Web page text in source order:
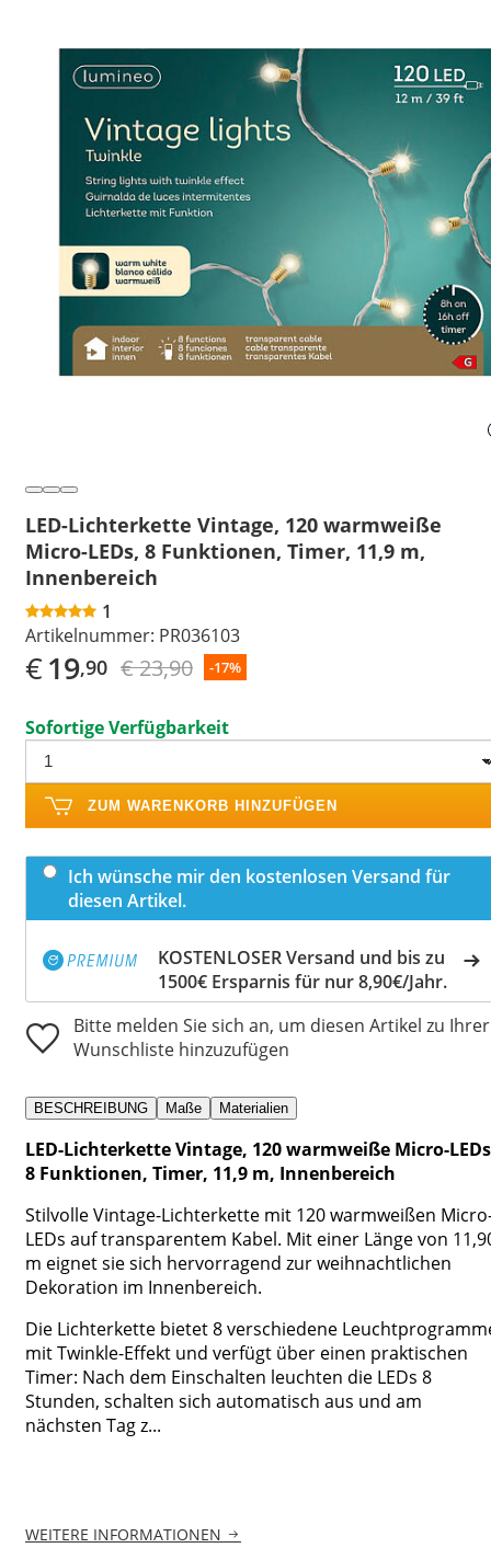
LED-Lichterkette Vintage, 120 warmweiße
Micro-LEDs, 8 Funktionen, Timer, 11,9 m,
Innenbereich
1
Artikelnummer: PR036103
€19,90 € 23,90 -17%
Sofortige Verfügbarkeit
ZUM WARENKORB HINZUFÜGEN
Ich wünsche mir den kostenlosen Versand für
diesen Artikel.
KOSTENLOSER Versand und bis zu
1500€ Ersparnis für nur 8,90€/Jahr.
Bitte melden Sie sich an, um diesen Artikel zu Ihrer
Wunschliste hinzuzufügen
BESCHREIBUNG Maße Materialien
LED-Lichterkette Vintage, 120 warmweiße Micro-
8 Funktionen, Timer, 11,9 m, Innenbereich
Stilvolle Vintage-Lichterkette mit 120 warmweißen
LEDs auf transparentem Kabel. Mit einer Länge von
m eignet sie sich hervorragend zur weihnachtlichen
Dekoration im Innenbereich.
Die Lichterkette bietet 8 verschiedene
mit Twinkle-Effekt und verfügt über einen praktischen
Timer: Nach dem Einschalten leuchten die LEDs 8
Stunden, schalten sich automatisch aus und am
nächsten Tag z...
WEITERE INFORMATIONEN